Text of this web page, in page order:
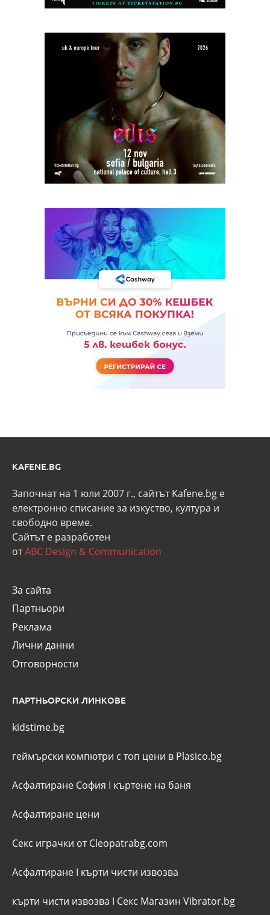
KAFENE.BG
Започнат на 1 юли 2007 г., сайтът Kafene.bg e
eлектронно списание за изкуство, култура и
свободно време.
Сайтът е разработен
отABC Design & Communication
За сайта
Партньори
Реклама
Лични данни
Отговорности
ПАРТНЬОРСКИ ЛИНКОВЕ
kidstime.bg
геймърски компютри с топ цени в Plasico.bg
Асфалтиране София I къртене на баня
Асфалтиране цени
Секс играчки от Cleopatrabg.com
Асфалтиране I кърти чисти извозва
кърти чисти извозва I Секс Магазин Vibrator.bg